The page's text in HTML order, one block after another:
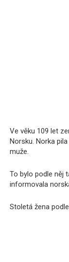
Ve věku 109 let
Norsku. Norka
muže.
To bylo podle něj
informovala
Stoletá žena